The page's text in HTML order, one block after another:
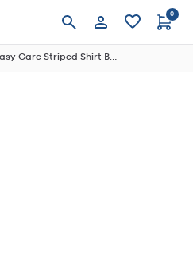
Anmelden
0
Women´s Easy Care Striped Shirt Baptiste